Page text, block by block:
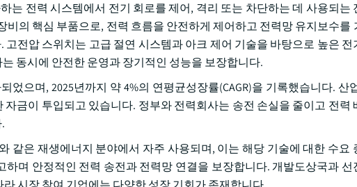
는 전력 시스템에서 전기 회로를 제어, 격리 또는 차단하는 데 사용되는
비의 핵심 부품으로, 전력 흐름을 안전하게 제어하고 전력망 유지보수를
전압 스위치는 고급 절연 시스템과 아크 제어 기술을 바탕으로 높은 전
동시에 안전한 운영과 장기적인 성능을 보장합니다.
었으며, 2025년까지 약 4%의 연평균성장률(CAGR)을 기록했습니다. 산
금이 투입되고 있습니다. 정부와 전력회사는 송전 손실을 줄이고 전력
같은 재생에너지 분야에서 자주 사용되며, 이는 해당 기술에 대한 수요
며 안정적인 전력 송전과 전력망 연결을 보장합니다. 개발도상국과 선